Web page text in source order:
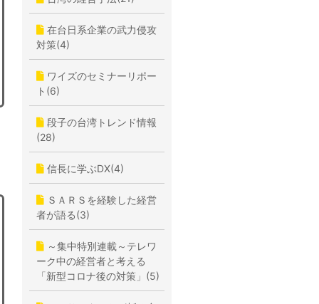
在台日系企業の武力侵攻
対策(4)
ワイズのセミナーリポー
ト(6)
段子の台湾トレンド情報
(28)
信長に学ぶDX(4)
ＳＡＲＳを経験した経営
者が語る(3)
～集中特別連載～テレワ
ーク中の経営者と考える
「新型コロナ後の対策」(5)